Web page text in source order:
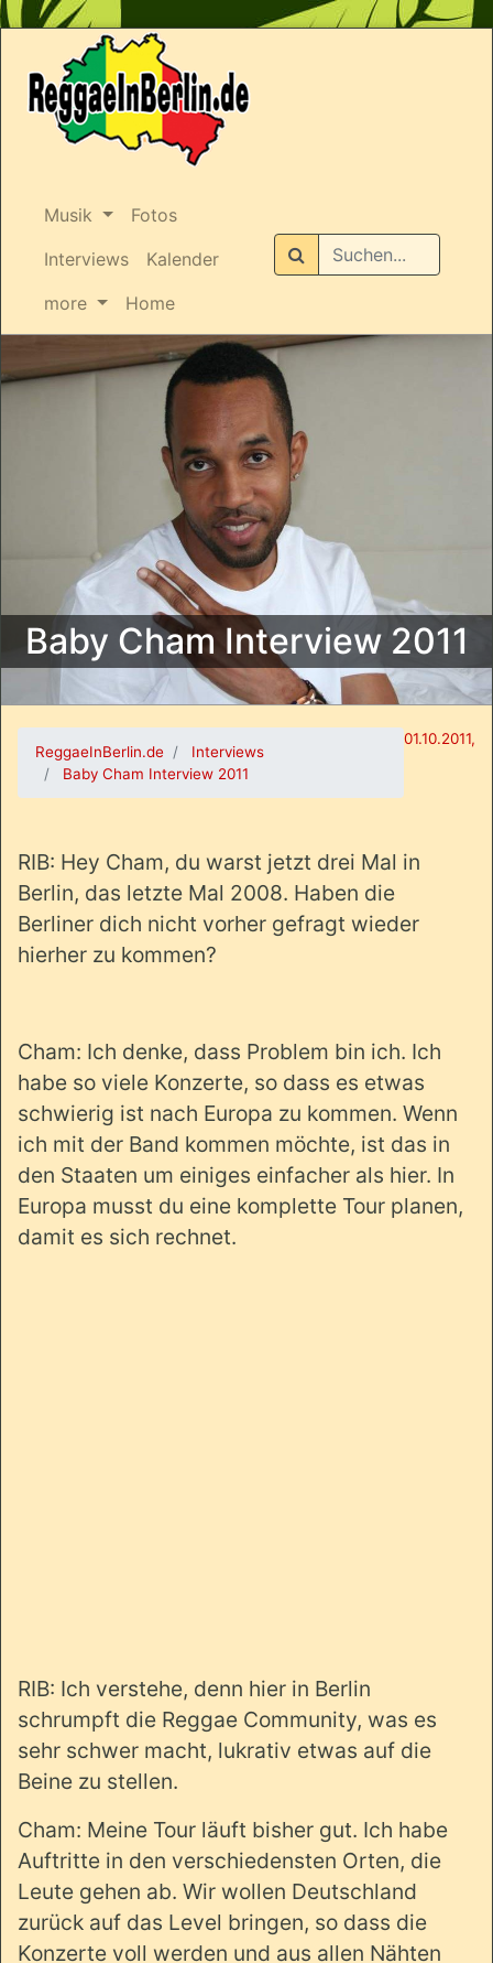
Musik
Fotos
Interviews
Kalender
more
Home
Suchen
Baby Cham Interview 2011
01.10.2011,
ReggaeInBerlin.de
Interviews
Baby Cham Interview 2011
RIB: Hey Cham, du warst jetzt drei Mal in
Berlin, das letzte Mal 2008. Haben die
Berliner dich nicht vorher gefragt wieder
hierher zu kommen?
Cham: Ich denke, dass Problem bin ich. Ich
habe so viele Konzerte, so dass es etwas
schwierig ist nach Europa zu kommen. Wenn
ich mit der Band kommen möchte, ist das in
den Staaten um einiges einfacher als hier. In
Europa musst du eine komplette Tour planen,
damit es sich rechnet.
RIB: Ich verstehe, denn hier in Berlin
schrumpft die Reggae Community, was es
sehr schwer macht, lukrativ etwas auf die
Beine zu stellen.
Cham: Meine Tour läuft bisher gut. Ich habe
Auftritte in den verschiedensten Orten, die
Leute gehen ab. Wir wollen Deutschland
zurück auf das Level bringen, so dass die
Konzerte voll werden und aus allen Nähten